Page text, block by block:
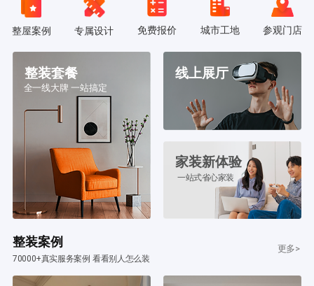
整屋案例 专属设计 免费报价 城市工地 参观门店
整装套餐
全一线大牌 一站搞定
线上展厅
家装新体验
一站式省心家装
整装案例
70000+真实服务案例 看看别人怎么装
更多>